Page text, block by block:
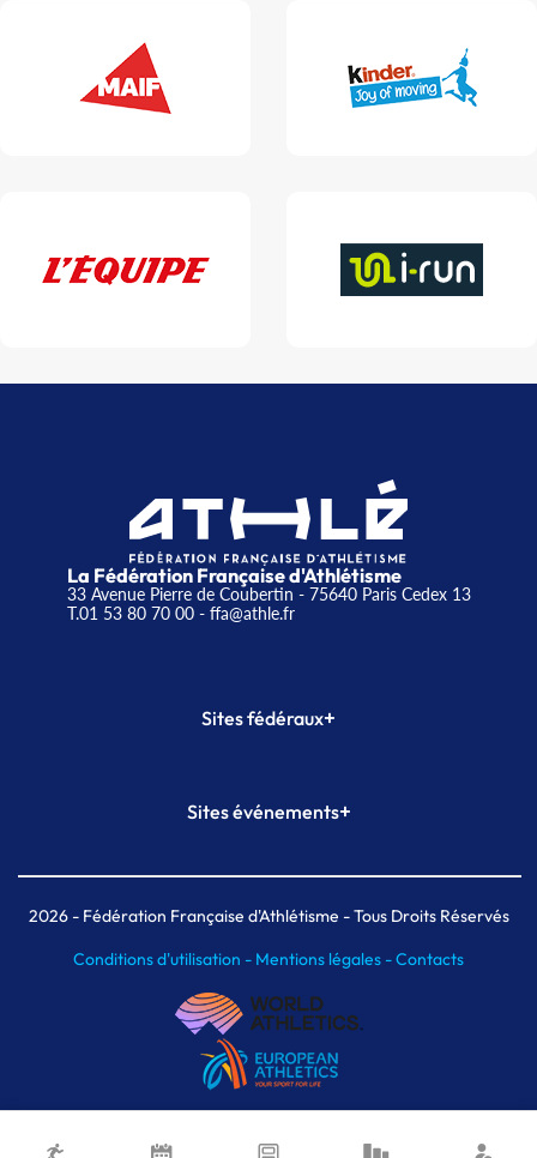
La Fédération Française d'Athlétisme
33 Avenue Pierre de Coubertin - 75640 Paris Cedex 13
T.01 53 80 70 00- ffa@athle.fr
Sites fédéraux+
Plateforme Formation
Sites événements+
Meeting de Paris indoor
MAIF Ekiden de Paris
2026- Fédération Française d'Athlétisme - Tous Droits Réservés
Conditions d'utilisation - Mentions légales -Contacts